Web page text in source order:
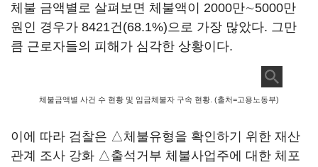
체불 금액별로 살펴보면 체불액이 2000만∼5000만
원인 경우가 8421건(68.1%)으로 가장 많았다. 그만
큼 근로자들의 피해가 심각한 상황이다.
체불금액별 사건 수 현황 및 임금체불자 구속 현황. (출처=고용노동부)
이에 따라 검찰은 △체불유형을 확인하기 위한 재산
관계 조사 강화 △출석거부 체불사업주에 대한 체포